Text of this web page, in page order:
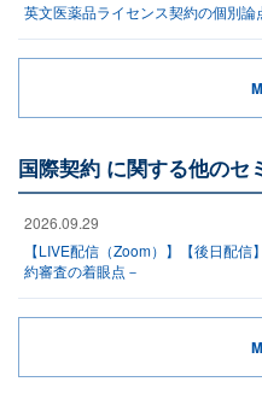
英文医薬品ライセンス契約の個別論
国際契約 に関する他のセ
2026.09.29
【LIVE配信（Zoom）】【後日配
約審査の着眼点－